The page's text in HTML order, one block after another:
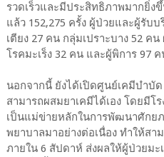
รวดเร็วและมีประสิทธิภาพมากยิ่ง
แล้ว 152,275 ครั้ง ผู้ป่วยและผู้รับ
เตียง 27 คน กลุ่มเปราะบาง 52 ค
โรคมะเร็ง 32 คน และผู้พิการ 97
นอกจากนี้ ยังได้เปิดศูนย์เคมีบำบั
สามารถผสมยาเคมีได้เอง โดยมี
เป็นแม่ข่ายหลักในการพัฒนาศักย
พยาบาลมาอย่างต่อเนื่อง ทำให้สา
ภายใน 6 สัปดาห์ ส่งผลให้ผู้ป่วยมะ